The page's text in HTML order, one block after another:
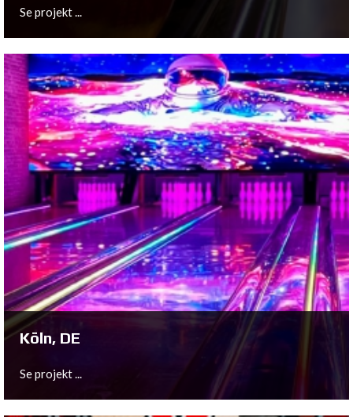
Se projekt ...
Assen, NL
Se projekt ...
Köln, DE
Se projekt ...